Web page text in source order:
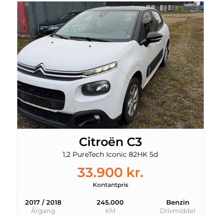
Citroën C3
1,2 PureTech Iconic 82HK 5d
33.900 kr.
Kontantpris
2017 / 2018
Årgang
245.000
KM
Benzin
Drivmiddel